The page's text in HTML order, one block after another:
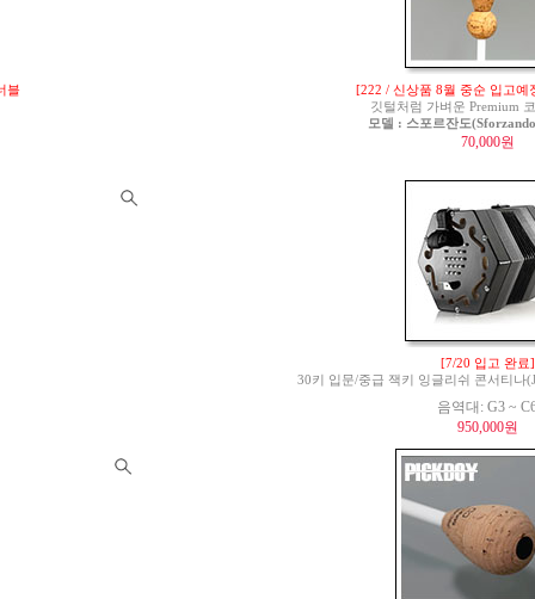
블
[222 / 신상품 8월 중순 입고예
깃털처럼 가벼운 Premium
모델 : 스포르잔도
70,000원
[7/20 입고 완료]
30키 입문/중급 잭키 잉글리쉬 콘서티나
음역대: G3 ~
950,000원